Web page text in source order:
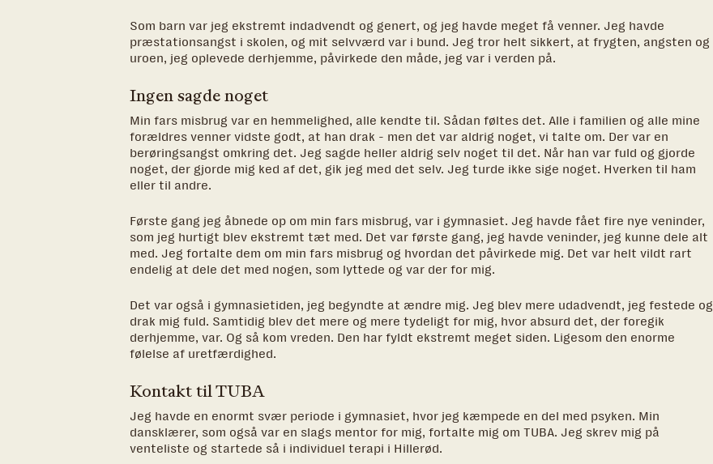
Som barn var jeg ekstremt indadvendt og genert, og jeg havde meget få venner. Jeg havde
præstationsangst i skolen, og mit selvværd var i bund. Jeg tror helt sikkert, at frygten, angsten og
uroen, jeg oplevede derhjemme, påvirkede den måde, jeg var i verden på.
Ingen sagde noget
Min fars misbrug var en hemmelighed, alle kendte til. Sådan føltes det. Alle i familien og alle mine
forældres venner vidste godt, at han drak - men det var aldrig noget, vi talte om. Der var en
berøringsangst omkring det. Jeg sagde heller aldrig selv noget til det. Når han var fuld og gjorde
noget, der gjorde mig ked af det, gik jeg med det selv. Jeg turde ikke sige noget. Hverken til ham
eller til andre.
Første gang jeg åbnede op om min fars misbrug, var i gymnasiet. Jeg havde fået fire nye veninder,
som jeg hurtigt blev ekstremt tæt med. Det var første gang, jeg havde veninder, jeg kunne dele alt
med. Jeg fortalte dem om min fars misbrug og hvordan det påvirkede mig. Det var helt vildt rart
endelig at dele det med nogen, som lyttede og var der for mig.
Det var også i gymnasietiden, jeg begyndte at ændre mig. Jeg blev mere udadvendt, jeg festede og
drak mig fuld. Samtidig blev det mere og mere tydeligt for mig, hvor absurd det, der foregik
derhjemme, var. Og så kom vreden. Den har fyldt ekstremt meget siden. Ligesom den enorme
følelse af uretfærdighed.
Kontakt til TUBA
Jeg havde en enormt svær periode i gymnasiet, hvor jeg kæmpede en del med psyken. Min
dansklærer, som også var en slags mentor for mig, fortalte mig om TUBA. Jeg skrev mig på
venteliste og startede så i individuel terapi i Hillerød.